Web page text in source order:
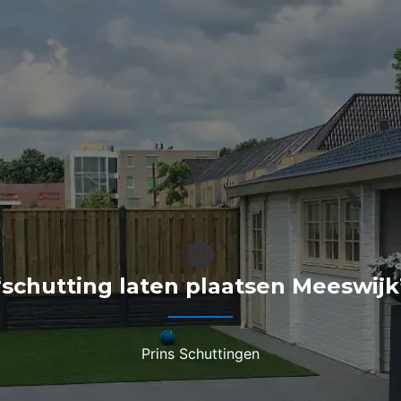
laten plaatsen
Prins Schuttingen